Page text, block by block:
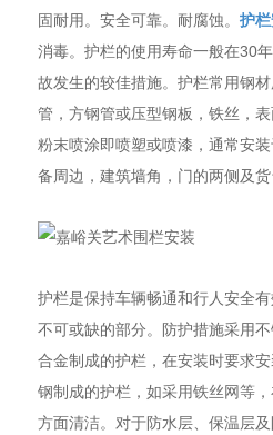
固耐用。安全可靠。耐腐蚀。护
消毒。护栏的使用寿命一般在30
故发生的较佳措施。护栏常用钢
管，方钢管或压型钢板，铁丝，
粉末喷涂即喷塑或喷漆，通常安
备周边，建筑墙角，门的两侧及货
护栏是保持车辆畅通和行人安全
不可或缺的部分。防护措施采用
合金制成的护栏，在安装时要求
钢制成的护栏，如采用铁丝网等
方面清洁。对于防水层、保温层